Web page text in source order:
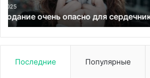
реабилитации
и
стоимость
услуг
современные методики,
стоимость услуг
Последние Популярные